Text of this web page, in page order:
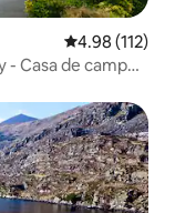
Calificación
4.98 (112)
- Casa de campo